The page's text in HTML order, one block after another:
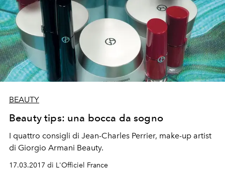
BEAUTY
Beauty tips: una bocca da sogno
I quattro consigli di Jean-Charles Perrier, make-up artist
di Giorgio Armani Beauty.
17.03.2017 di L'Officiel France